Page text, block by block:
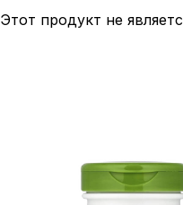
Этот продукт не